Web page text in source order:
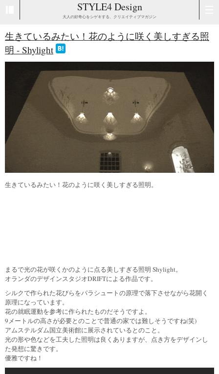
STYLE4 Design
大人の好奇心をシゲキする、クリエイティブマガジン
生きているみたい！花のように咲く美しすぎる照
明 - Shylight
生きているみたい！花のように咲く美しすぎる照明。
まるで光の花が咲くかのように点る美しすぎる照明 Shylight。
オランダのデザインスタジオDRIFTによる作品です。
シルクで作られた花びらをパラシュートの原理で落下させながら花開く
原理になっています。
花の就眠運動を参考に作られたものだそうですよ。
9メートルの高さが必要とのことで普通の家では難しそうですね(笑)
アムステルダム国立美術館に展示されているとのこと。
光の形や色などを工夫した照明は良くありますが、点き方をデザインし
た発想に驚きです。
優雅ですね！